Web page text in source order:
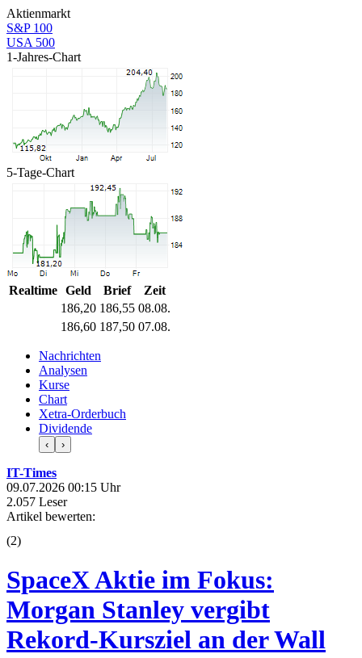
Aktienmarkt
S&P 100
USA 500
1-Jahres-Chart
5-Tage-Chart
Realtime Geld Brief
Zeit
186,20 186,55 08.08.
186,60 187,50 07.08.
Nachrichten
Analysen
Kurse
Chart
Xetra-Orderbuch
Dividende
‹ ›
IT-Times
09.07.2026 00:15 Uhr
2.057 Leser
Artikel bewerten:
(2)
SpaceX Aktie im Fokus:
Morgan Stanley vergibt
Rekord-Kursziel an der Wall